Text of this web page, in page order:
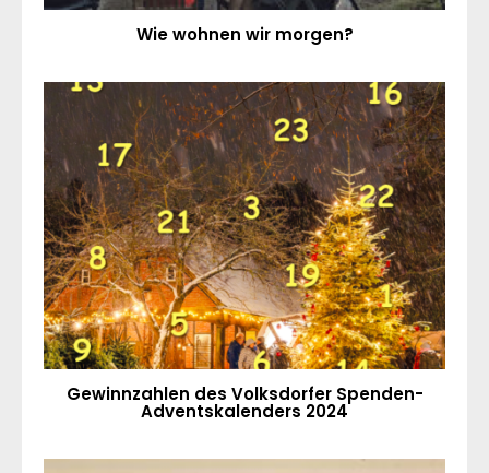
Wie wohnen wir morgen?
Gewinnzahlen des Volksdorfer Spenden-
Adventskalenders 2024